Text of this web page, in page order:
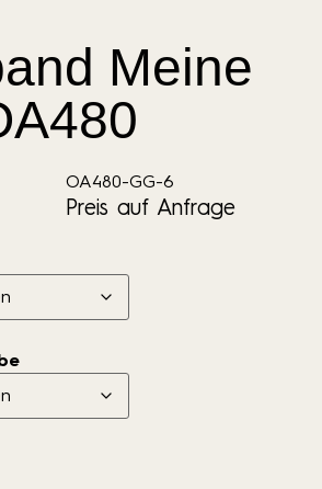
Meine
OA480-GG-6
Preis auf Anfrage